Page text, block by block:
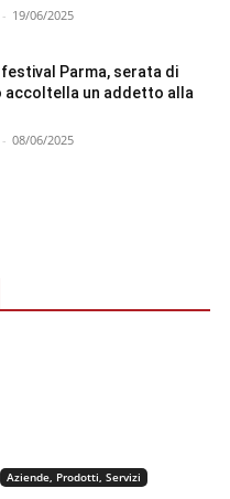
- 19/06/2025
Parma, serata di
accoltella un addetto alla
- 08/06/2025
Aziende, Prodotti, Servizi